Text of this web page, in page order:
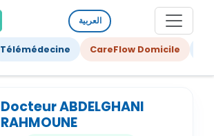
العربية
Télémédecine CareFlow Domicile
Docteur ABDELGHANI
RAHMOUNE